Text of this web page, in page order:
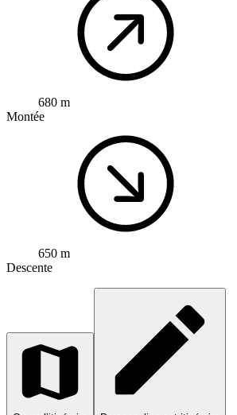
680 m
Montée
650 m
Descente